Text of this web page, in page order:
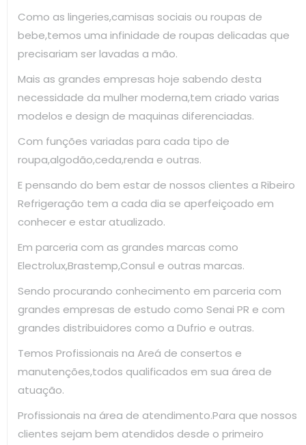
Como as lingeries,camisas sociais ou roupas de
bebe,temos uma infinidade de roupas delicadas que
precisariam ser lavadas a mão.
Mais as grandes empresas hoje sabendo desta
necessidade da mulher moderna,tem criado varias
modelos e design de maquinas diferenciadas.
Com funções variadas para cada tipo de
roupa,algodão,ceda,renda e outras.
E pensando do bem estar de nossos clientes a Ribeiro
Refrigeração tem a cada dia se aperfeiçoado em
conhecer e estar atualizado.
Em parceria com as grandes marcas como
Electrolux,Brastemp,Consul e outras marcas.
Sendo procurando conhecimento em parceria com
grandes empresas de estudo como Senai PR e com
grandes distribuidores como a Dufrio e outras.
Temos Profissionais na Areá de consertos e
manutenções,todos qualificados em sua área de
atuação.
Profissionais na área de atendimento.Para que nossos
clientes sejam bem atendidos desde o primeiro